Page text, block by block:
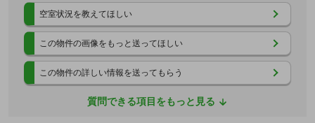
空室状況を教えてほしい
この物件の画像をもっと送ってほしい
この物件の詳しい情報を送ってもらう
質問できる項目をもっと見る